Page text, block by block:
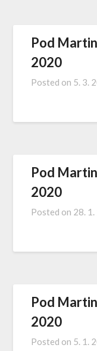
Pod
2020
Posted on 5. 3.
Pod
2020
Posted on 28.
Pod
2020
Posted on 5. 1.